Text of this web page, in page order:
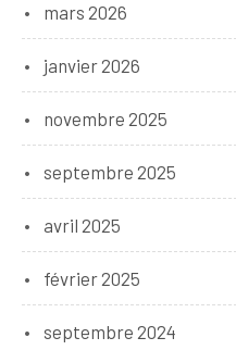
mars 2026
janvier 2026
novembre 2025
septembre 2025
avril 2025
février 2025
septembre 2024